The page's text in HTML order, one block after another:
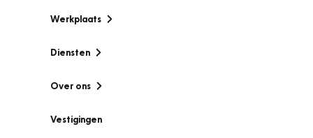
Werkplaats
Diensten
Over ons
Vestigingen